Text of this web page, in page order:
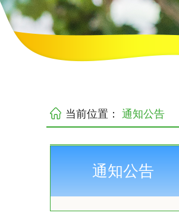
当前位置： 通知公告
通知公告